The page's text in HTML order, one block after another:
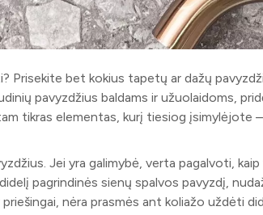
Prisekite bet kokius tapetų ar dažų
pavyzdžius baldams ir užuolaidoms,
tikras elementas, kurį tiesiog įsimylėjote
Jei yra galimybė, verta pagalvoti,
pagrindinės sienų spalvos pavyzdį,
nėra prasmės ant koliažo uždėti